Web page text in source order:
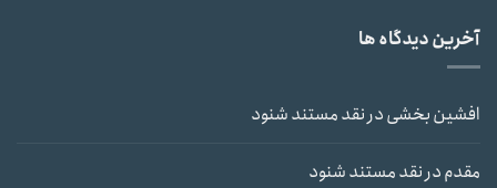
آخرین دیدگاه ها
افشین بخشیدرنقد مستند شنود
مقدمدرنقد مستند شنود